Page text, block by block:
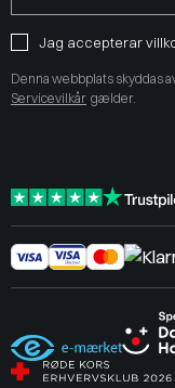
Jag accepterar
Denna webbplats skyddas
Servicevilkår gælder.